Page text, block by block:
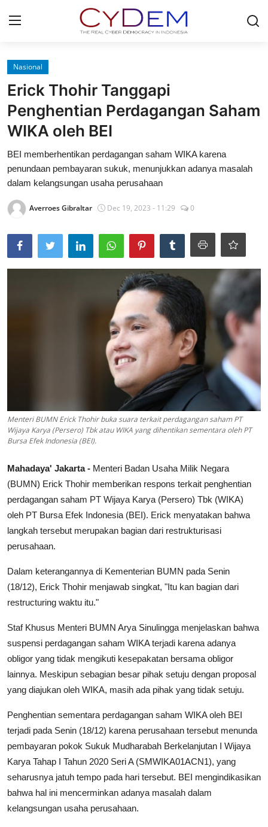
Login
Home
News
Contact
Politik
Redaksi
Olahraga
Nasional
Nasional
Erick Thohir Tanggapi
Penghentian Perdagangan Saham
WIKA oleh BEI
BEI memberhentikan perdagangan saham WIKA karena
penundaan pembayaran sukuk, menunjukkan adanya masalah
dalam kelangsungan usaha perusahaan
Averroes Gibraltar Dec 19, 2023 - 11:29 0
Menteri BUMN Erick Thohir buka suara terkait perdagangan saham PT
Wijaya Karya (Persero) Tbk atau WIKA yang dihentikan sementara oleh PT
Bursa Efek Indonesia (BEI).
Mahadaya' Jakarta - Menteri Badan Usaha Milik Negara
(BUMN) Erick Thohir memberikan respons terkait penghentian
perdagangan saham PT Wijaya Karya (Persero) Tbk (WIKA)
oleh PT Bursa Efek Indonesia (BEI). Erick menyatakan bahwa
langkah tersebut merupakan bagian dari restrukturisasi
perusahaan.
Dalam keterangannya di Kementerian BUMN pada Senin
(18/12), Erick Thohir menjawab singkat, "Itu kan bagian dari
restructuring waktu itu."
Staf Khusus Menteri BUMN Arya Sinulingga menjelaskan bahwa
suspensi perdagangan saham WIKA terjadi karena adanya
obligor yang tidak mengikuti kesepakatan bersama obligor
lainnya. Meskipun sebagian besar pihak setuju dengan proposal
yang diajukan oleh WIKA, masih ada pihak yang tidak setuju.
Penghentian sementara perdagangan saham WIKA oleh BEI
terjadi pada Senin (18/12) karena perusahaan tersebut menunda
pembayaran pokok Sukuk Mudharabah Berkelanjutan I Wijaya
Karya Tahap I Tahun 2020 Seri A (SMWIKA01ACN1), yang
seharusnya jatuh tempo pada hari tersebut. BEI mengindikasikan
bahwa hal ini mencerminkan adanya masalah dalam
kelangsungan usaha perusahaan.